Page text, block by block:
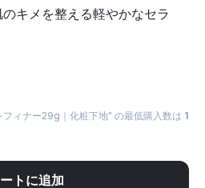
キメを整える軽やかなセラ
ィナー29g｜化粧下地" の最低購入数は 1
トに追加